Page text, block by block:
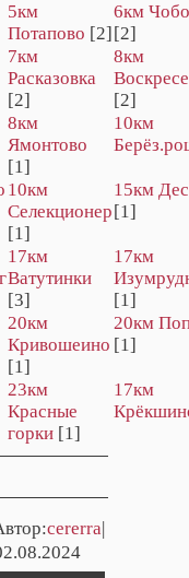
5км
Потапово [2]
6км
[2]
7км
Расказовка
[2]
8км
[2]
8км
Ямонтово
[1]
10км
10км
Селекционер
[1]
15км
[1]
17км
Ватутинки
[3]
17км
[1]
20км
Кривошеино
[1]
20км
[1]
23км
Красные
горки [1]
17км
cererra|